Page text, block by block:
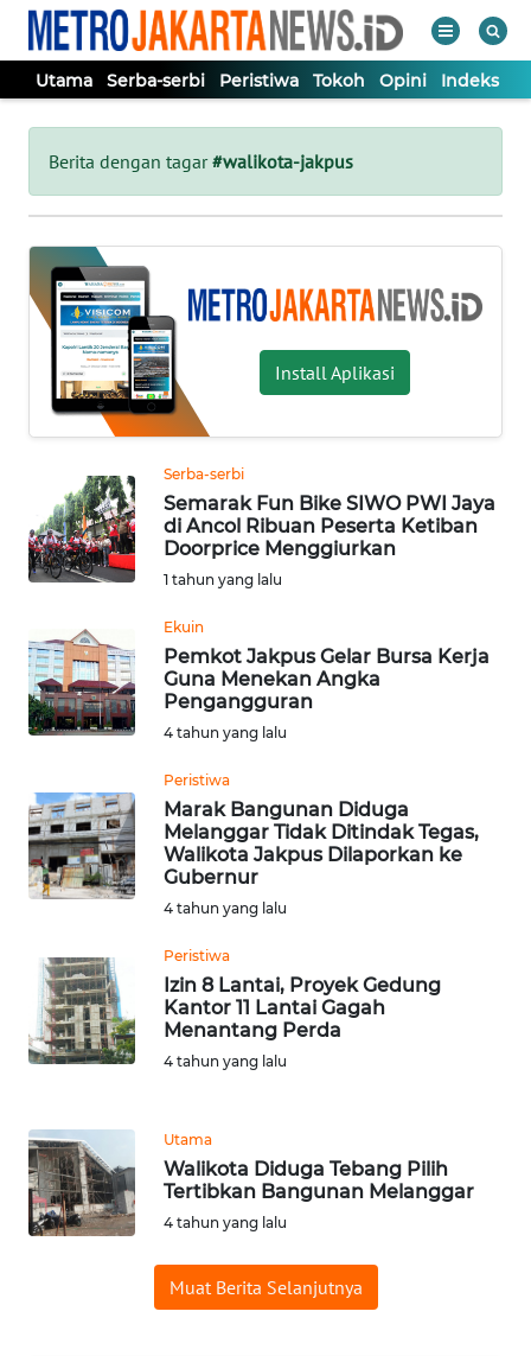
Utama Serba-serbi Peristiwa Tokoh Opini Indeks
Berita dengan tagar#walikota-jakpus
Install Aplikasi
Serba-serbi
Semarak Fun Bike SIWO PWI Jaya
di Ancol Ribuan Peserta Ketiban
Doorprice Menggiurkan
1 tahun yang lalu
Ekuin
Pemkot Jakpus Gelar Bursa Kerja
Guna Menekan Angka
Pengangguran
4 tahun yang lalu
Peristiwa
Marak Bangunan Diduga
Melanggar Tidak Ditindak Tegas,
Walikota Jakpus Dilaporkan ke
Gubernur
4 tahun yang lalu
Peristiwa
Izin 8 Lantai, Proyek Gedung
Kantor 11 Lantai Gagah
Menantang Perda
4 tahun yang lalu
Utama
Walikota Diduga Tebang Pilih
Tertibkan Bangunan Melanggar
4 tahun yang lalu
Muat Berita Selanjutnya
Tutup
UTAMA
SERBA-
SERBI
PERISTIWA
TOKOH
OPINI
Informasi
INDEKS
BERITA
KONTAK
KAMI
INFO
IKLAN
TENTANG
PEDOMAN
MEDIA
SIBER
KARIR
DISCLAIMER